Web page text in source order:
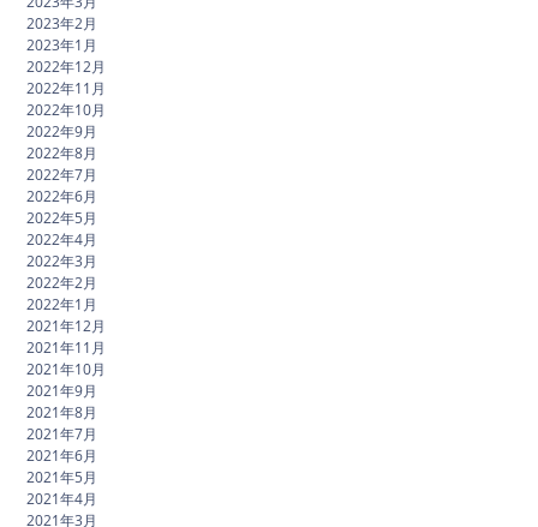
2023年2月
2023年1月
2022年12月
2022年11月
2022年10月
2022年9月
2022年8月
2022年7月
2022年6月
2022年5月
2022年4月
2022年3月
2022年2月
2022年1月
2021年12月
2021年11月
2021年10月
2021年9月
2021年8月
2021年7月
2021年6月
2021年5月
2021年4月
2021年3月